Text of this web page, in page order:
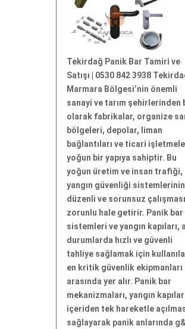
Tekirdağ Panik Bar Tamiri ve
Satışı | 0530 842 3938
Marmara Bölgesi’nin önemli
sanayi ve tarım şehirlerinden
olarak fabrikalar, organize
bölgeleri, depolar, liman
bağlantıları ve ticari
yoğun bir yapıya sahiptir. Bu
yoğun üretim ve insan trafiği,
yangın güvenliği sistemlerinin
düzenli ve sorunsuz
zorunlu hale getirir. Panik bar
sistemleri ve yangın kapıları,
durumlarda hızlı ve güvenli
tahliye sağlamak için
en kritik güvenlik ekipmanları
arasında yer alır. Panik bar
mekanizmaları, yangın
içeriden tek hareketle
sağlayarak panik anlarında